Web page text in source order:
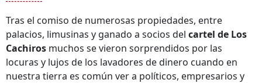
Tras el comiso de numerosas propiedades, entre
palacios, limusinas y ganado a socios del cartel de Los
Cachiros muchos se vieron sorprendidos por las
locuras y lujos de los lavadores de dinero cuando en
nuestra tierra es común ver a políticos, empresarios y